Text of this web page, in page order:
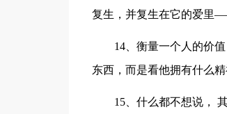
复生，并复生在它的爱里
14、衡量一个人的价
东西，而是看他拥有什么
15、什么都不想说，